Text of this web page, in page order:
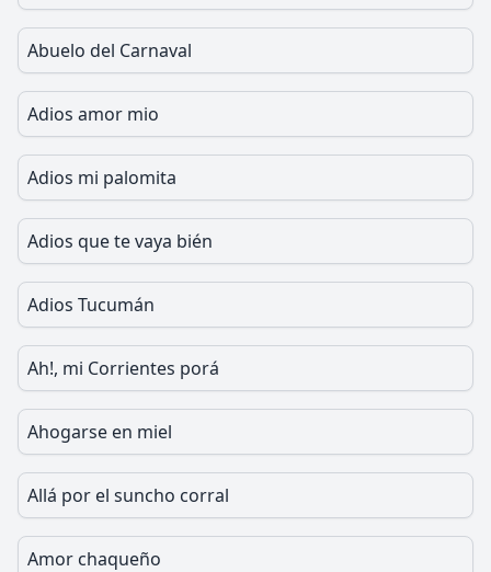
Abuelo del Carnaval
Adios amor mio
Adios mi palomita
Adios que te vaya bién
Adios Tucumán
Ah!, mi Corrientes porá
Ahogarse en miel
Allá por el suncho corral
Amor chaqueño